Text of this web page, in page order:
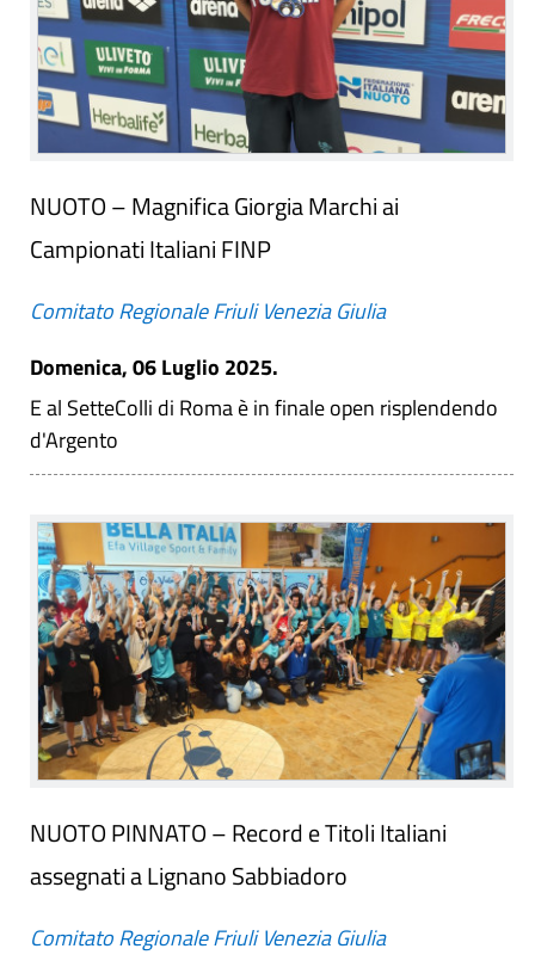
NUOTO – Magnifica Giorgia Marchi ai
Campionati Italiani FINP
Comitato Regionale Friuli Venezia Giulia
Domenica, 06 Luglio 2025.
E al SetteColli di Roma è in finale open risplendendo
d'Argento
NUOTO PINNATO – Record e Titoli Italiani
assegnati a Lignano Sabbiadoro
Comitato Regionale Friuli Venezia Giulia